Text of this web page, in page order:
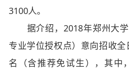
3100人。
据介绍，2018年郑州大学
专业学位授权点）意向招收
名（含推荐免试生），其中